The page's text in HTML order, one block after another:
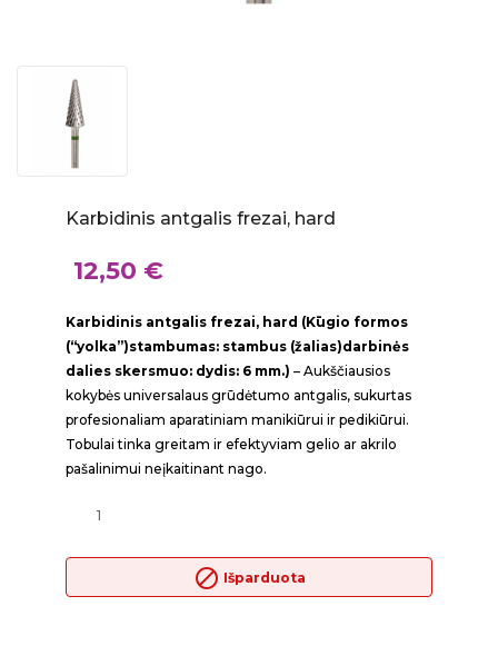
Karbidinis antgalis frezai, hard
12,50 €
Karbidinis antgalis frezai, hard (Kūgio formos
(“yolka”)stambumas: stambus (žalias)darbinės
dalies skersmuo: dydis: 6 mm.) – Aukščiausios
kokybės universalaus grūdėtumo antgalis, sukurtas
profesionaliam aparatiniam manikiūrui ir pedikiūrui.
Tobulai tinka greitam ir efektyviam gelio ar akrilo
pašalinimui neįkaitinant nago.
block Išparduota